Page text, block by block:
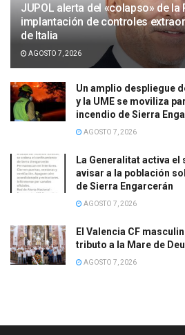
JUPOL alerta del «colapso» de la
implantación de controles
de Italia
AGOSTO 7, 2026
Un amplio despliegue
y la UME se moviliza
incendio de Sierra
AGOSTO 7, 2026
La Generalitat activa el
avisar a la población
de Sierra Engarcerán
AGOSTO 7, 2026
El Valencia CF
tributo a la Mare de
AGOSTO 7, 2026